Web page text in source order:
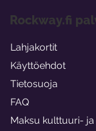
Rockway.fi
Lahjakortit
Käyttöehdot
Tietosuoja
FAQ
Maksu kulttuuri-